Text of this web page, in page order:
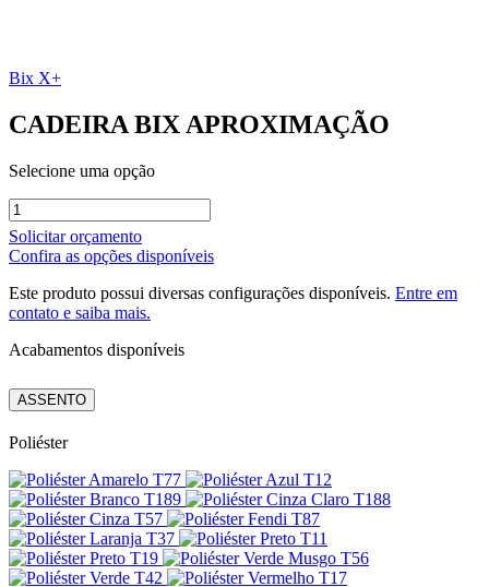
Bix X+
CADEIRA BIX APROXIMAÇÃO
Selecione uma opção
CADEIRA
BIX
APROXIMAÇÃO
quantidade
Solicitar orçamento
Confira as opções disponíveis
Este produto possui diversas configurações disponíveis. Entre em
contato e saiba mais.
Acabamentos disponíveis
ASSENTO
Poliéster